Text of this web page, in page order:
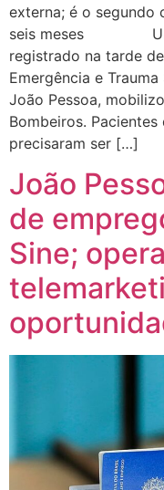
externa; é o segundo
seis meses Um
registrado na tarde
Emergência e
João Pessoa,
Bombeiros.
precisaram ser […]
João
de
Sine;